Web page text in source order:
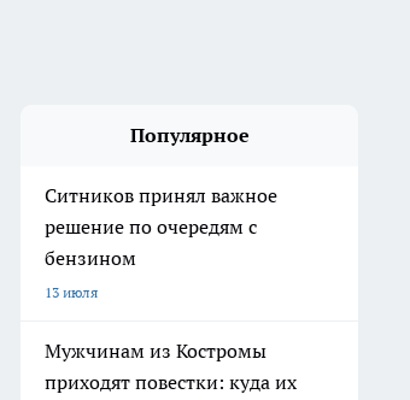
Популярное
Ситников принял важное
решение по очередям с
бензином
13 июля
Мужчинам из Костромы
приходят повестки: куда их